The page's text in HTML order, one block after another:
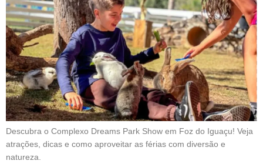
Descubra o Complexo Dreams Park Show em Foz do Iguaçu! Veja
atrações, dicas e como aproveitar as férias com diversão e
natureza.